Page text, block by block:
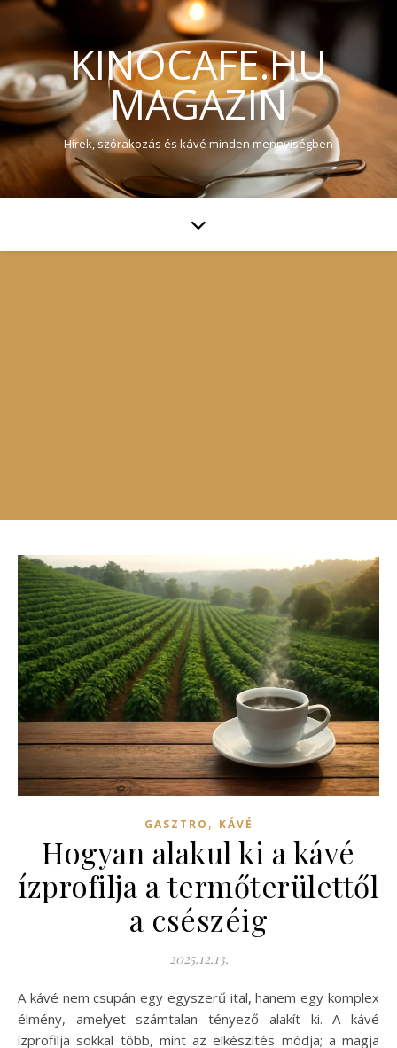
KINOCAFE.HU
MAGAZIN
Hírek, szórakozás és kávé minden mennyiségben
GASZTRO , KÁVÉ
Hogyan alakul ki a kávé
ízprofilja a termőterülettől
a csészéig
2025.12.13.
A kávé nem csupán egy egyszerű ital, hanem egy komplex
élmény, amelyet számtalan tényező alakít ki. A kávé
ízprofilja sokkal több, mint az elkészítés módja; a magja